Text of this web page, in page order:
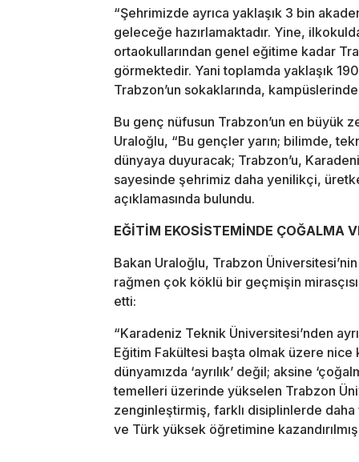
“Şehrimizde ayrıca yaklaşık 3 bin
geleceğe hazırlamaktadır. Yine,
ortaokullarından genel eğitime kadar
görmektedir. Yani toplamda yaklaşık
Trabzon’un sokaklarında,
Bu genç nüfusun Trabzon’un en büyük
Uraloğlu, “Bu gençler yarın; bilimde,
dünyaya duyuracak; Trabzon’u,
sayesinde şehrimiz daha yenilikçi,
açıklamasında bulundu.
EĞİTİM EKOSİSTEMİNDE ÇOĞALMA
Bakan Uraloğlu, Trabzon
rağmen çok köklü bir geçmişin
etti:
“Karadeniz Teknik Üniversitesi’nden
Eğitim Fakültesi başta olmak üzere
dünyamızda ‘ayrılık’ değil; aksine
temelleri üzerinde yükselen Trabzon
zenginleştirmiş, farklı disiplinlerde daha
ve Türk yüksek öğretimine